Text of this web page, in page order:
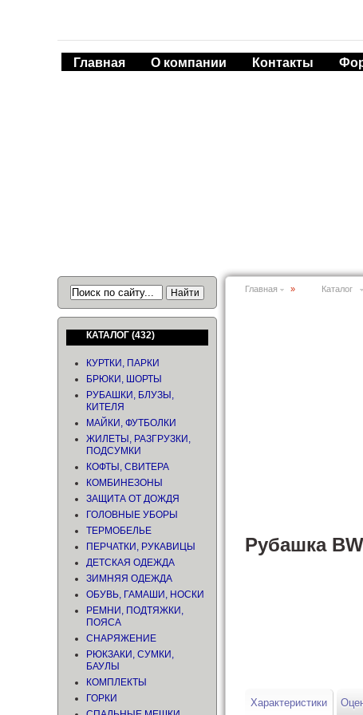
Главная О компании Контакты
КАТАЛОГ (432)
КУРТКИ, ПАРКИ
БРЮКИ, ШОРТЫ
РУБАШКИ, БЛУЗЫ,
КИТЕЛЯ
МАЙКИ, ФУТБОЛКИ
ЖИЛЕТЫ, РАЗГРУЗКИ,
ПОДСУМКИ
КОФТЫ, СВИТЕРА
КОМБИНЕЗОНЫ
ЗАЩИТА ОТ ДОЖДЯ
ГОЛОВНЫЕ УБОРЫ
ТЕРМОБЕЛЬЕ
ПЕРЧАТКИ, РУКАВИЦЫ
ДЕТСКАЯ ОДЕЖДА
ЗИМНЯЯ ОДЕЖДА
ОБУВЬ, ГАМАШИ, НОСКИ
РЕМНИ, ПОДТЯЖКИ,
ПОЯСА
СНАРЯЖЕНИЕ
РЮКЗАКИ, СУМКИ,
БАУЛЫ
КОМПЛЕКТЫ
ГОРКИ
Главная » Каталог
Рубашка
Характеристики